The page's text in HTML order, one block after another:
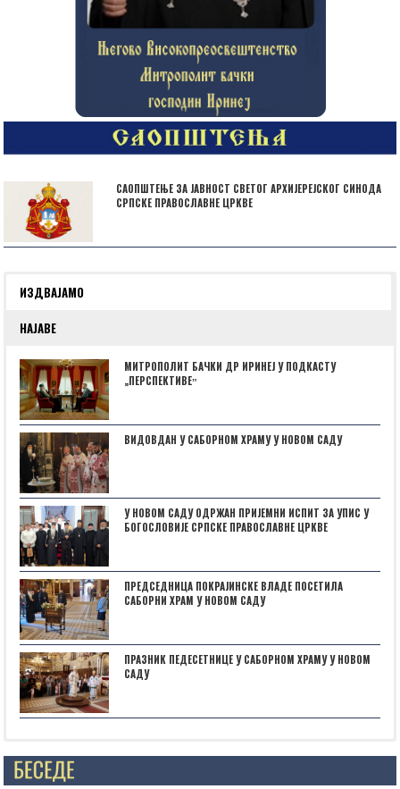
САОПШТЕЊЕ ЗА ЈАВНОСТ СВЕТОГ АРХИЈЕРЕЈСКОГ СИНОДА
СРПСКЕ ПРАВОСЛАВНЕ ЦРКВЕ
ИЗДВАЈАМО
НАЈАВЕ
МИТРОПОЛИТ БАЧКИ ДР ИРИНЕЈ У ПОДКАСТУ
„ПЕРСПЕКТИВЕˮ
ВИДОВДАН У САБОРНОМ ХРАМУ У НОВОМ САДУ
У НОВОМ САДУ ОДРЖАН ПРИЈЕМНИ ИСПИТ ЗА УПИС У
БОГОСЛОВИЈЕ СРПСКЕ ПРАВОСЛАВНЕ ЦРКВЕ
ПРЕДСЕДНИЦА ПОКРАЈИНСКЕ ВЛАДЕ ПОСЕТИЛА
САБОРНИ ХРАМ У НОВОМ САДУ
ПРАЗНИК ПЕДЕСЕТНИЦЕ У САБОРНОМ ХРАМУ У НОВОМ
САДУ
Posts not found